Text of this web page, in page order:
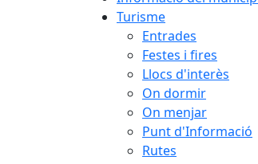
Turisme
Entrades
Festes i fires
Llocs d'interès
On dormir
On menjar
Punt d'Informació
Rutes